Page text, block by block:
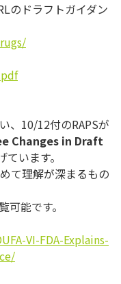
のドラフトガイダン
pdf
、10/12付のRAPSが
Changes in Draft
います。
て理解が深まるもの
能です。
VI-FDA-Explains-